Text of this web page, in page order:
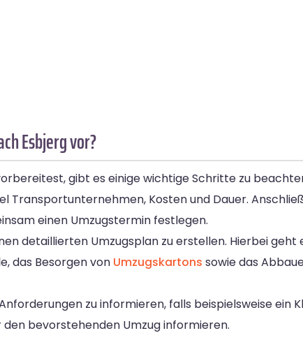
Esbjerg vor?
gibt es einige wichtige Schritte zu
Transportunternehmen, Kosten und Dauer.
einen Umzugstermin festlegen.
detaillierten Umzugsplan zu erstellen. Hierbei
das Besorgen von Umzugskartons sowie das
zu informieren, falls beispielsweise ein
bevorstehenden Umzug informieren.